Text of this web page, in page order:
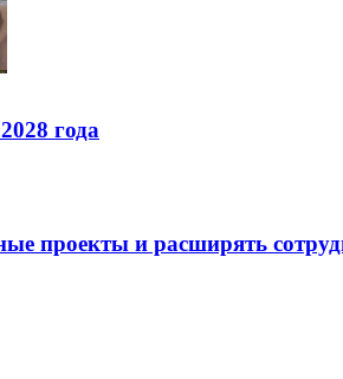
года
проекты и расширять